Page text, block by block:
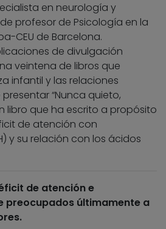
en neurología y
profesor de Psicología en la
CEU de Barcelona.
de divulgación
veintena de libros que
infantil y las relaciones
“Nunca quieto,
libro que ha escrito a propósito
de atención con
y su relación con los ácidos
de atención e
preocupados últimamente a